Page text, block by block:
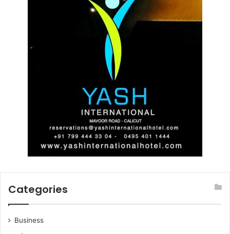
Categories
Business